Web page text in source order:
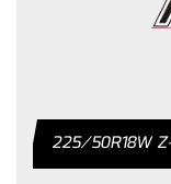
225/50R18W